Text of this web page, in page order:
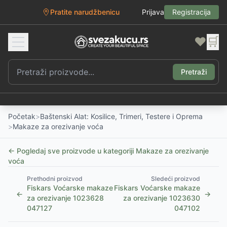
Pratite narudžbenicu Prijava Registracija
❤️ 🛒
Pretraži
Početak>Baštenski Alat: Kosilice, Trimeri, Testere i Oprema
>Makaze za orezivanje voća
← Pogledaj sve proizvode u kategoriji Makaze za orezivanje
voća
←
Prethodni proizvod
Fiskars Voćarske makaze
za orezivanje 1023628
047127
Sledeći proizvod
Fiskars Voćarske makaze
za orezivanje 1023630
047102
→